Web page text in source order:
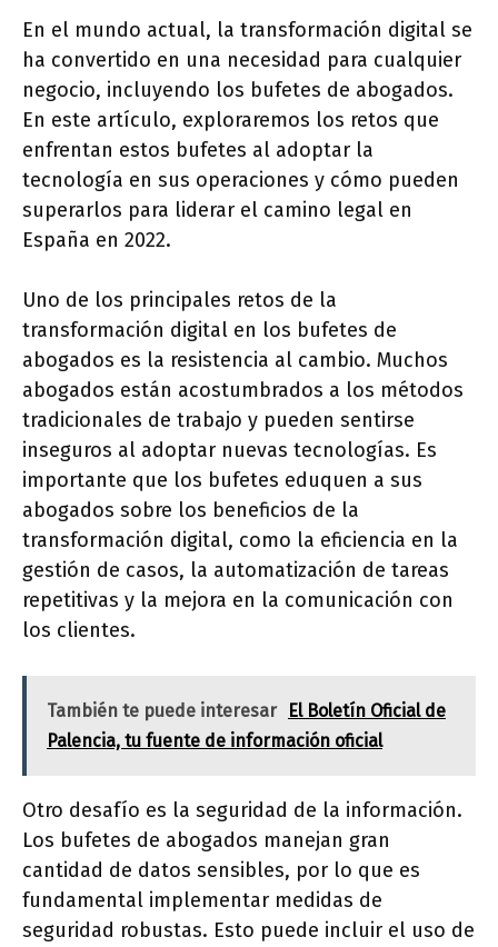
En el mundo actual, la transformación digital se
ha convertido en una necesidad para cualquier
negocio, incluyendo los bufetes de abogados.
En este artículo, exploraremos los retos que
enfrentan estos bufetes al adoptar la
tecnología en sus operaciones y cómo pueden
superarlos para liderar el camino legal en
España en 2022.
Uno de los principales retos de la
transformación digital en los bufetes de
abogados es la resistencia al cambio. Muchos
abogados están acostumbrados a los métodos
tradicionales de trabajo y pueden sentirse
inseguros al adoptar nuevas tecnologías. Es
importante que los bufetes eduquen a sus
abogados sobre los beneficios de la
transformación digital, como la eficiencia en la
gestión de casos, la automatización de tareas
repetitivas y la mejora en la comunicación con
los clientes.
También te puede interesar
El Boletín Oficial de
Palencia, tu fuente de información oficial
Otro desafío es la seguridad de la información.
Los bufetes de abogados manejan gran
cantidad de datos sensibles, por lo que es
fundamental implementar medidas de
seguridad robustas. Esto puede incluir el uso de